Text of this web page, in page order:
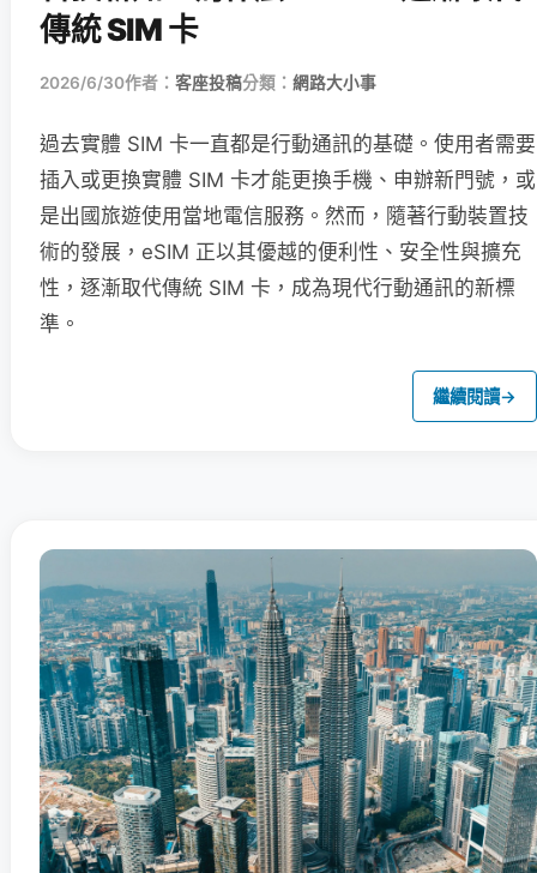
傳統 SIM 卡
2026/6/30作者： 客座投稿分類： 網路大小事
過去實體 SIM 卡一直都是行動通訊的基礎。使用者需要
插入或更換實體 SIM 卡才能更換手機、申辦新門號，或
是出國旅遊使用當地電信服務。然而，隨著行動裝置技
術的發展，eSIM 正以其優越的便利性、安全性與擴充
性，逐漸取代傳統 SIM 卡，成為現代行動通訊的新標
準。
繼續閱讀→